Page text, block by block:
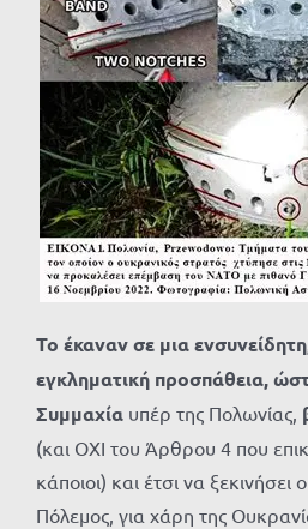
Το έκαναν σε μια
εγκληματική προσπάθεια,
Συμμαχία υπέρ της Πολωνίας,
(και ΟΧΙ του Άρθρου 4 που
κάποιοι) και έτσι να ξεκινήσει
Πόλεμος, για χάρη της